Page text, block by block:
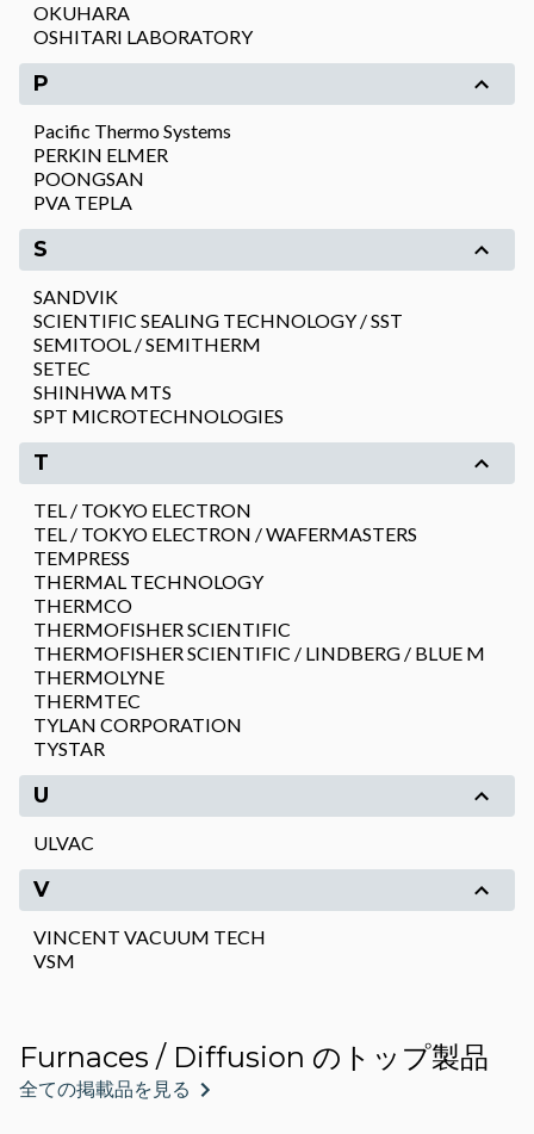
OKUHARA
OSHITARI LABORATORY
P
Pacific Thermo Systems
PERKIN ELMER
POONGSAN
PVA TEPLA
S
SANDVIK
SCIENTIFIC SEALING TECHNOLOGY / SST
SEMITOOL / SEMITHERM
SETEC
SHINHWA MTS
SPT MICROTECHNOLOGIES
T
TEL / TOKYO ELECTRON
TEL / TOKYO ELECTRON / WAFERMASTERS
TEMPRESS
THERMAL TECHNOLOGY
THERMCO
THERMOFISHER SCIENTIFIC
THERMOFISHER SCIENTIFIC / LINDBERG / BLUE M
THERMOLYNE
THERMTEC
TYLAN CORPORATION
TYSTAR
U
ULVAC
V
VINCENT VACUUM TECH
VSM
Furnaces / Diffusion のトップ製品
全ての掲載品を見る